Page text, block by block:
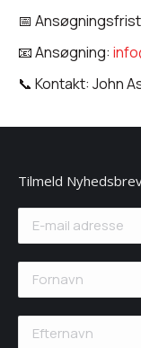
📅
📧 Ansøgning:
📞 Kontakt: John
Tilmeld